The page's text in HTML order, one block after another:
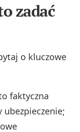
zadać
o kluczowe
faktyczna
ubezpieczenie;